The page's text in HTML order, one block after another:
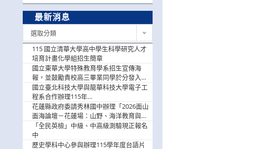
最新消息
選取分類
115 國立清華大學高中學生科學研究人才
培育計畫化學組招生簡章
國立東華大學特殊教育學系招生宣傳海
報，並鼓勵貴校高三畢業同學於分發入學
階段踴躍選填。
國立臺北科技大學與龍華科技大學電子工
程系合作辦理115年
「115.08.10~08.12「AI賦能應用於智慧半
導體研習營」，歡迎學生踴躍報名參加
花蓮縣政府委請秀林國中辦理「2026面山
面海論壇－花蓮場：山野、海洋教育與戶
外安全實務課程」，歡迎踴躍報名參加
「全民英檢」中級、中高級測驗現正報名
中
歷史學科中心參與辦理115學年度台語片